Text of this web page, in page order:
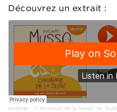
Découvrez un extrait :
Audiolib · "L'Inconnue de la Seine" de